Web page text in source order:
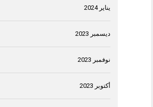
يناير 2024
ديسمبر 2023
نوفمبر 2023
أكتوبر 2023